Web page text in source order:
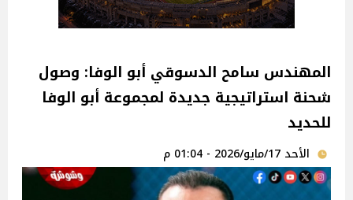
المهندس سامح الدسوقي أبو الوفا: وصول
شحنة استراتيجية جديدة لمجموعة أبو الوفا
للحديد
الأحد 17/مايو/2026 - 01:04 م